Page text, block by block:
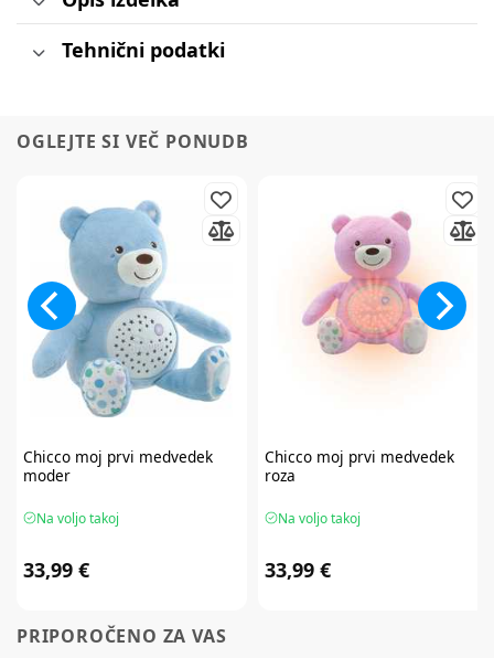
Tehnični podatki
OGLEJTE SI VEČ PONUDB
Chiccomoj prvi medvedek
moder
Na voljo takoj
33,99 €
Chiccomoj prvi medvedek
roza
Na voljo takoj
33,99 €
PRIPOROČENO ZA VAS